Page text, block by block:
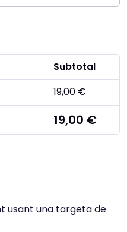
Subtotal
19,00 €
19,00 €
usant una targeta de